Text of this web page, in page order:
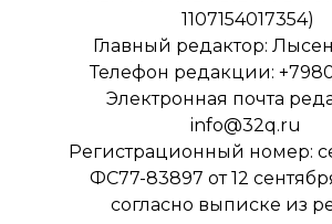
1107154017354)
Главный редактор:
Телефон редакции:
Электронная почта
info@32q.ru
Регистрационный номер:
ФС77-83897 от 12
согласно выписке из